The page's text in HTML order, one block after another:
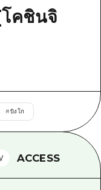
ธรรม
ส่งสัมภาระ
ชิ
คชินจิ
#บิงโก
ACCESS